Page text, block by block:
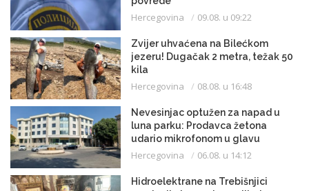
Hercegovina 09.08. u 09:22
Zvijer uhvaćena na Bilećkom
jezeru! Dugačak 2 metra, težak 50
kila
Hercegovina 08.08. u 16:48
Nevesinjac optužen za napad u
luna parku: Prodavca žetona
udario mikrofonom u glavu
Hercegovina 06.08. u 14:12
Hidroelektrane na Trebišnjici